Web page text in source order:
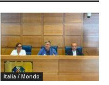
Italia / Mondo